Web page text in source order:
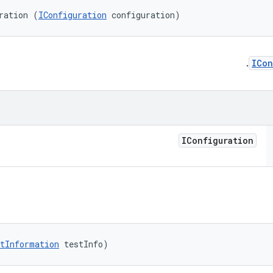
(IConfiguration configuration)
.
IConfiguration
testInfo)